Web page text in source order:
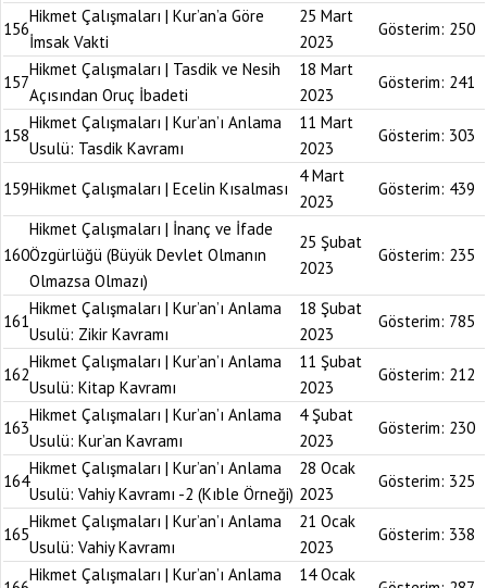
156
Hikmet Çalışmaları | Kur’an’a Göre
İmsak Vakti
25 Mart
2023
Gösterim: 250
157
Hikmet Çalışmaları | Tasdik ve Nesih
Açısından Oruç İbadeti
18 Mart
2023
Gösterim: 241
158
Hikmet Çalışmaları | Kur’an’ı Anlama
Usulü: Tasdik Kavramı
11 Mart
2023
Gösterim: 303
159Hikmet Çalışmaları | Ecelin Kısalması
4 Mart
2023
Gösterim: 439
160
Hikmet Çalışmaları | İnanç ve İfade
Özgürlüğü (Büyük Devlet Olmanın
Olmazsa Olmazı)
25 Şubat
2023
Gösterim: 235
161
Hikmet Çalışmaları | Kur’an’ı Anlama
Usulü: Zikir Kavramı
18 Şubat
2023
Gösterim: 785
162
Hikmet Çalışmaları | Kur’an’ı Anlama
Usulü: Kitap Kavramı
11 Şubat
2023
Gösterim: 212
163
Hikmet Çalışmaları | Kur’an’ı Anlama
Usulü: Kur’an Kavramı
4 Şubat
2023
Gösterim: 230
164
Hikmet Çalışmaları | Kur’an’ı Anlama
Usulü: Vahiy Kavramı -2 (Kıble Örneği)
28 Ocak
2023
Gösterim: 325
165
Hikmet Çalışmaları | Kur’an’ı Anlama
Usulü: Vahiy Kavramı
21 Ocak
2023
Gösterim: 338
Hikmet Çalışmaları | Kur’an’ı Anlama
14 Ocak